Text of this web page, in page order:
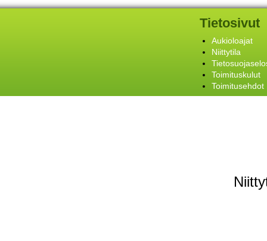
Tietosivut
Aukioloajat
Niittytila
Toimituskulut
Toimitusehdot